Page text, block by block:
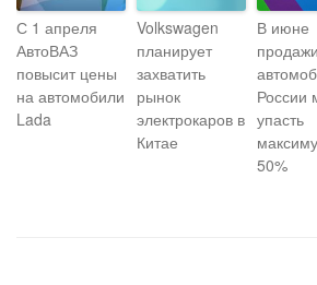
С 1 апреля
АвтоВАЗ
повысит цены
на автомобили
Lada
Volkswagen
планирует
захватить
рынок
электрокаров в
Китае
В июне
продажи
России
упасть
50%